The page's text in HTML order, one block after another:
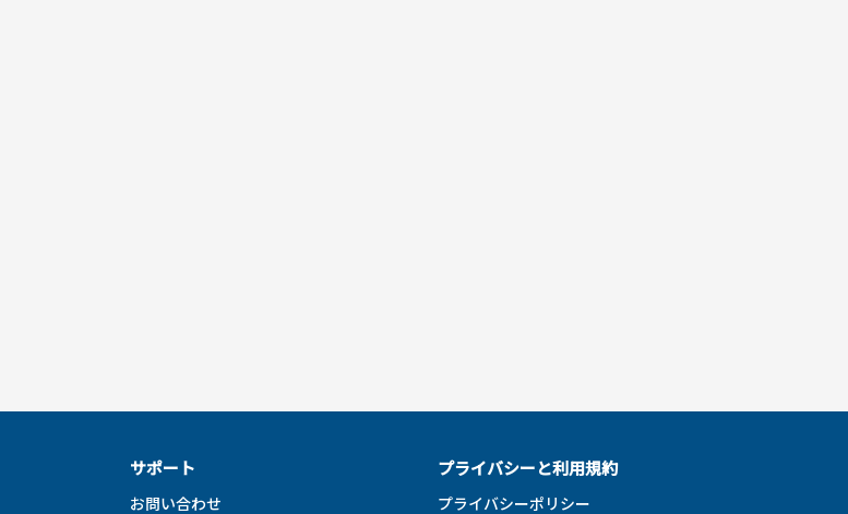
サポート
お問い合わせ
プライバシーと利用規約
プライバシーポリシー